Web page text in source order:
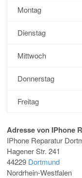
Montag
Dienstag
Mittwoch
Donnerstag
Freitag
Adresse von IPhone
IPhone Reparatur
Hagener Str. 241
44229 Dortmund
Nordrhein-Westfalen